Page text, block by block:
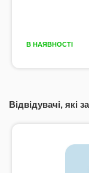
В НАЯВНОСТІ
Відвідувачі, які